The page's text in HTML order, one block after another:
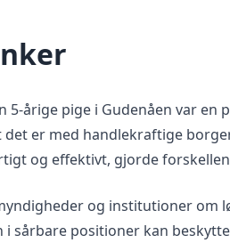
5-årige pige i Gudenåen var
er med handlekraftige
og effektivt, gjorde
og institutioner om
sårbare positioner kan